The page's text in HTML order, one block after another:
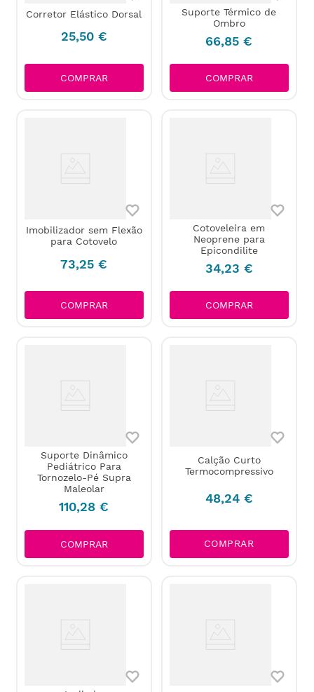
Corretor Elástico Dorsal
25,50 €
COMPRAR
Suporte Térmico de
Ombro
66,85 €
COMPRAR
Imobilizador sem Flexão
para Cotovelo
73,25 €
COMPRAR
Cotoveleira em
Neoprene para
Epicondilite
34,23 €
COMPRAR
Suporte Dinâmico
Pediátrico Para
Tornozelo-Pé Supra
Maleolar
110,28 €
COMPRAR
Calção Curto
Termocompressivo
48,24 €
COMPRAR